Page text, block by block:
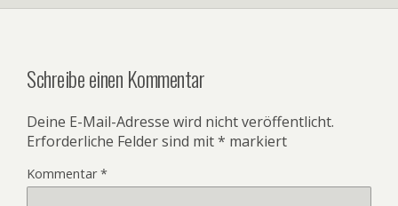
Schreibe einen Kommentar
Deine E-Mail-Adresse wird nicht veröffentlicht.
Erforderliche Felder sind mit* markiert
Kommentar*